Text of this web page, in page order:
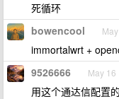
死循环
bowencool
immortalwrt +
9526666 May 16
用这个通达信配置